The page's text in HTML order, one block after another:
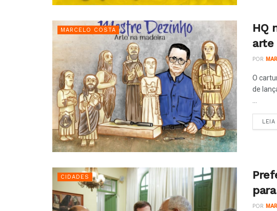
MARCELO COSTA
HQ
arte
POR
O
de
LEIA
CIDADES
POR